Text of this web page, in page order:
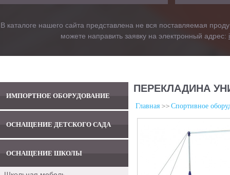
В каталоге нашего сайта представлена не вся поставляемая
можете направить заявку на электронный адрес:
ИМПОРТНОЕ ОБОРУДОВАНИЕ
ОСНАЩЕНИЕ ДЕТСКОГО САДА
ОСНАЩЕНИЕ ШКОЛЫ
ПЕРЕКЛАДИНА
Главная Спортивное